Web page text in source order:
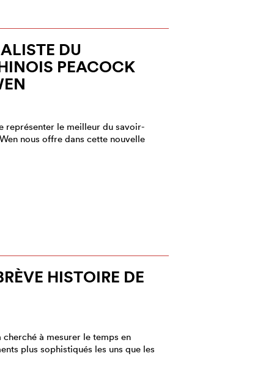
DU
PEACOCK
représenter le meilleur du savoir-
nous offre dans cette nouvelle
HISTOIRE DE
cherché à mesurer le temps en
plus sophistiqués les uns que les